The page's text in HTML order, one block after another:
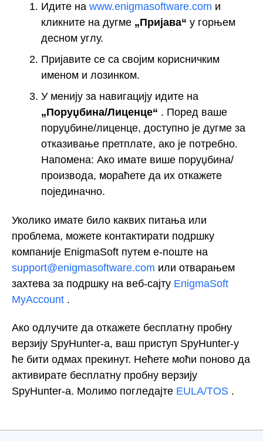
Идите на www.enigmasoftware.com и
кликните на дугме „Пријава“ у горњем
десном углу.
Пријавите се са својим корисничким
именом и лозинком.
У менију за навигацију идите на
„Поруџбина/Лиценце“ . Поред ваше
поруџбине/лиценце, доступно је дугме за
отказивање претплате, ако је потребно.
Напомена: Ако имате више поруџбина/
производа, мораћете да их откажете
појединачно.
Уколико имате било каквих питања или
проблема, можете контактирати подршку
компаније EnigmaSoft путем е-поште на
support@enigmasoftware.com или отварањем
захтева за подршку на веб-сајту EnigmaSoft
MyAccount .
Ако одлучите да откажете бесплатну пробну
верзију SpyHunter-а, ваш приступ SpyHunter-у
ће бити одмах прекинут. Нећете моћи поново да
активирате бесплатну пробну верзију
SpyHunter-а. Молимо погледајте EULA/TOS .